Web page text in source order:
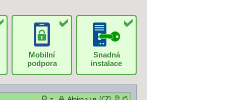
Mobilní
podpora
Snadná
instalace